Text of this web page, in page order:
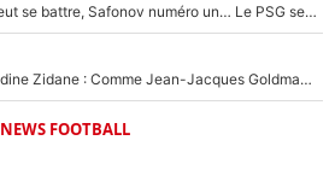
Suzuki recruté, Chevalier veut se battre, Safonov numéro un… Le PSG se lance encore dans un gros chantier pour le poste de gardien de but
Un documentaire avec Zinedine Zidane : Comme Jean-Jacques Goldman et Mylène Farmer, le nouveau sélectionneur de l'équipe de France a recalé une journaliste très connue
NEWS FOOTBALL